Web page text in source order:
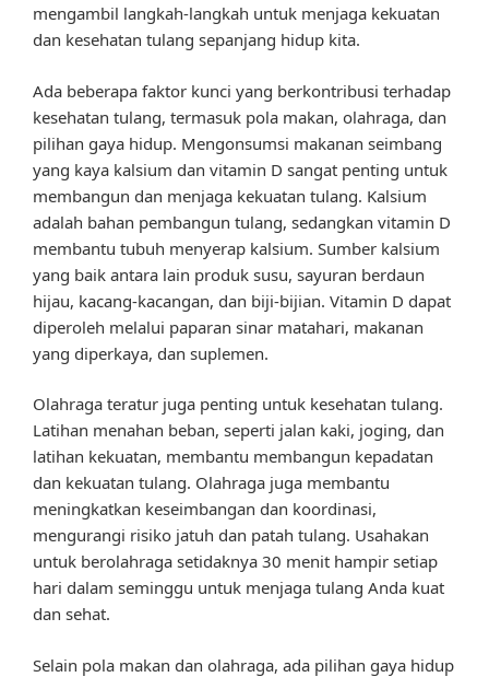
mengambil langkah-langkah untuk menjaga kekuatan
dan kesehatan tulang sepanjang hidup kita.
Ada beberapa faktor kunci yang berkontribusi terhadap
kesehatan tulang, termasuk pola makan, olahraga, dan
pilihan gaya hidup. Mengonsumsi makanan seimbang
yang kaya kalsium dan vitamin D sangat penting untuk
membangun dan menjaga kekuatan tulang. Kalsium
adalah bahan pembangun tulang, sedangkan vitamin D
membantu tubuh menyerap kalsium. Sumber kalsium
yang baik antara lain produk susu, sayuran berdaun
hijau, kacang-kacangan, dan biji-bijian. Vitamin D dapat
diperoleh melalui paparan sinar matahari, makanan
yang diperkaya, dan suplemen.
Olahraga teratur juga penting untuk kesehatan tulang.
Latihan menahan beban, seperti jalan kaki, joging, dan
latihan kekuatan, membantu membangun kepadatan
dan kekuatan tulang. Olahraga juga membantu
meningkatkan keseimbangan dan koordinasi,
mengurangi risiko jatuh dan patah tulang. Usahakan
untuk berolahraga setidaknya 30 menit hampir setiap
hari dalam seminggu untuk menjaga tulang Anda kuat
dan sehat.
Selain pola makan dan olahraga, ada pilihan gaya hidup